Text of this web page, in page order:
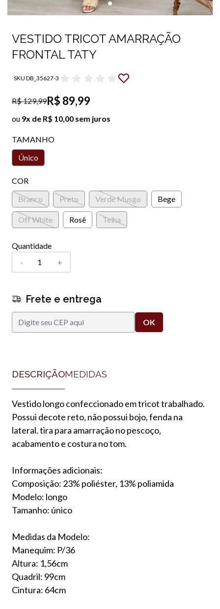
VESTIDO TRICOT AMARRAÇÃO
FRONTAL TATY
SKU DB_35627-3
R$ 129,99R$ 89,99
ou 9x de R$ 10,00 sem juros
TAMANHO
Único
COR
Branco
Preto Verde Musgo Bege
Off White Rosê Telha
Quantidade
-
+
Frete e entrega
DESCRIÇÃOMEDIDAS
Vestido longo confeccionado em tricot trabalhado.
Possui decote reto, não possui bojo, fenda na
lateral. tira para amarração no pescoço,
acabamento e costura no tom.
Informações adicionais:
Composição: 23% poliéster, 13% poliamida
Modelo: longo
Tamanho: único
Medidas da Modelo:
Manequim: P/36
Altura: 1,56cm
Quadril: 99cm
Cintura: 64cm